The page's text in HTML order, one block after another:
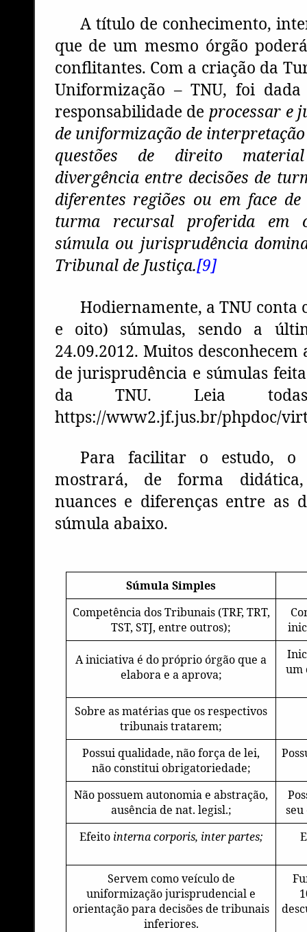
A título de conhecimento,
que de um mesmo órgão
conflitantes. Com a criação da
Uniformização – TNU, foi
responsabilidade de processar e
de uniformização de
questões de direito
divergência entre decisões de
diferentes regiões ou em face
turma recursal proferida em
súmula ou jurisprudência
Tribunal de Justiça.[9]
Hodiernamente, a TNU conta
e oito) súmulas, sendo a
24.09.2012. Muitos
de jurisprudência e súmulas
da TNU. Leia todas
https://www2.jf.jus.br/phpdoc/
Para facilitar o estudo, o
mostrará, de forma
nuances e diferenças entre as
súmula abaixo.
Súmula Simples
Competência dos Tribunais (TRF, TRT,
TST, STJ, entre outros);
A iniciativa é do próprio órgão que a
elabora e a aprova;
um
Sobre as matérias que os respectivos
tribunais tratarem;
Possui qualidade, não força de lei,
não constitui obrigatoriedade;
Não possuem autonomia e abstração,
ausência de nat. legisl.;
Efeito interna corporis, inter partes;
Servem como veículo de
uniformização jurisprudencial e
orientação para decisões de tribunais
inferiores.